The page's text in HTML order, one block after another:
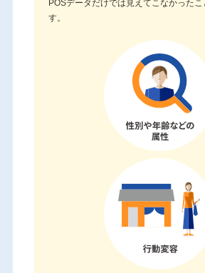
POSデータだけでは見えてこなかったこ
す。